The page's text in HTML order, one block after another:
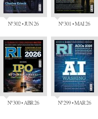
Nº 302 • JUN 26 Nº 301 • MAI 26
Nº 300 • ABR 26 Nº 299 • MAR 26